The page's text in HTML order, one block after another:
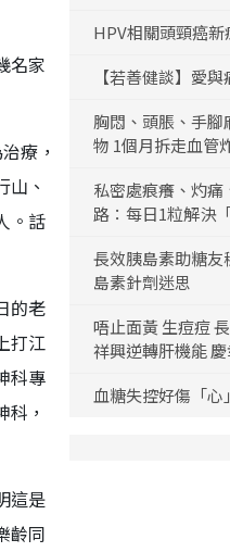
名家
療，
、
。話
的老
打江
科專
，
這是
齡同
HPV相關頭頸癌
【若善健談】愛
胸悶、頭脹、手
物 1個月拆走血管
私密處痕癢、灼
路：每日1粒解決
長效胰島素助糖友
島素針劑迷思
唔止面黃 生痘痘
祥興逆轉肝機能
血糖失控好傷「心